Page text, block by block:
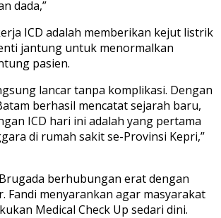
dada,”
ICD adalah memberikan kejut listrik
jantung untuk menormalkan
pasien.
lancar tanpa komplikasi. Dengan
berhasil mencatat sejarah baru,
ICD hari ini adalah yang pertama
di rumah sakit se-Provinsi Kepri,”
berhubungan erat dengan
Fandi menyarankan agar masyarakat
Medical Check Up sedari dini.